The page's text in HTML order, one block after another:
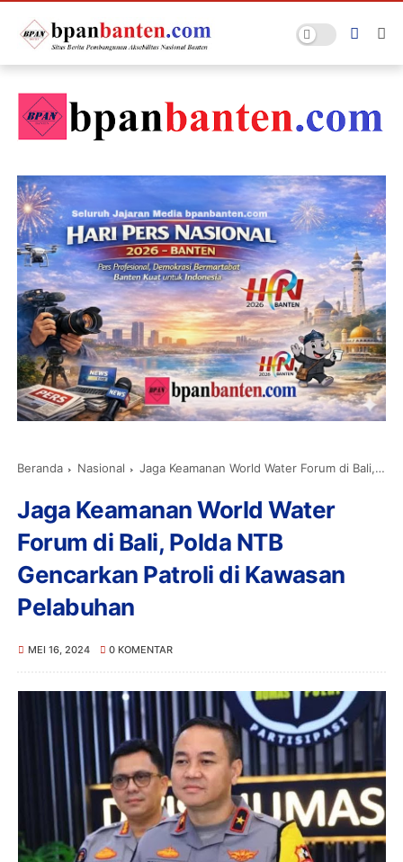
Beranda Nasional Jaga Keamanan World Water Forum di Bali, Polda NTB Gencarkan Patroli di Kawasan Pelabuhan
Jaga Keamanan World Water
Forum di Bali, Polda NTB
Gencarkan Patroli di Kawasan
Pelabuhan
MEI 16, 2024 0 KOMENTAR